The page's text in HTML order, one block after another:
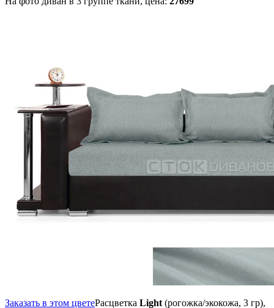
Заказать в этом цветеРасцветка Light(рогожка/экокожа, 3 гр),